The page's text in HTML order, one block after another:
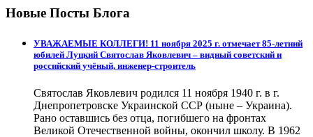
Новые Посты Блога
УВАЖАЕМЫЕ КОЛЛЕГИ! 11 ноября 2025 г. отмечает 85-летний
юбилей Луцкий Святослав Яковлевич – видный советский и
российский учёный, инженер-строитель
Святослав Яковлевич родился 11 ноября 1940 г. в г.
Днепропетровске Украинской ССР (ныне – Украина).
Рано оставшись без отца, погибшего на фронтах
Великой Отечественной войны, окончил школу. В 1962